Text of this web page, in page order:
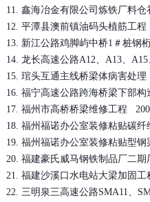
11. 鑫海冶金有限公司炼铁厂料仓
12. 平潭县澳前镇油码头植筋工程
13. 新江公路鸡脚屿中桥1 ＃桩钢
14. 龙长高速公路A12、 A13、 A15
15. 琯头互通主线桥梁体病害处理
16. 福宁高速公路跨海桥梁下部构
17. 福州市高桥桥梁维修工程
18. 福州福诺办公室装修粘贴碳纤
19. 福州福诺办公室装修粘贴型钢
20. 福建豪氏威马钢铁制品厂二
21. 福建沙溪口水电站大梁加固工
22. 三明泉三高速公路SMA11、